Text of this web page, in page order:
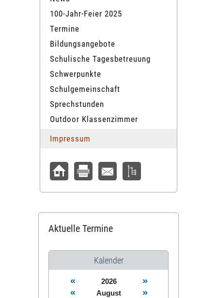
100-Jahr-Feier 2025
Termine
Bildungsangebote
Schulische Tagesbetreuung
Schwerpunkte
Schulgemeinschaft
Sprechstunden
Outdoor Klassenzimmer
Impressum
Aktuelle Termine
Kalender
« 2026
»
«
August »